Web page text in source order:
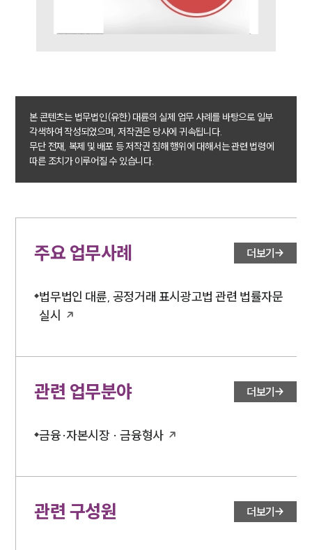
본 콘텐츠는 법무법인(유한) 대륜의 실제 업무 사례를 바탕으로 일부
각색하여 작성되었으며, 저작권은 당사에 귀속됩니다.
무단 전재, 복제 및 배포 등 저작권 침해 행위에 대해서는 관련 법령에
따른 조치가 이루어질 수 있습니다.
주요 업무사례 더보기
법무법인 대륜, 공정거래 표시광고법 관련 법률자문
실시
관련 업무분야 더보기
금융·자본시장 · 금융형사
관련 구성원 더보기